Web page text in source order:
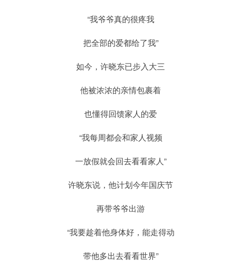
“我爷爷真的很疼我
把全部的爱都给了我”
如今，许晓东已步入大三
他被浓浓的亲情包裹着
也懂得回馈家人的爱
“我每周都会和家人视频
一放假就会回去看看家人”
许晓东说，他计划今年国庆节
再带爷爷出游
“我要趁着他身体好，能走得动
带他多出去看看世界”